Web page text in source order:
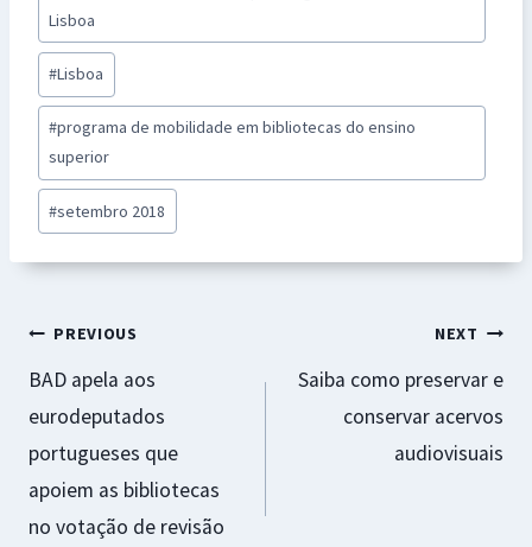
k p r
Lisboa
#Lisboa
#programa de mobilidade em bibliotecas do ensino
superior
#setembro 2018
Navegação
de
artigos
PREVIOUS
BAD apela aos
eurodeputados
portugueses que
apoiem as bibliotecas
no votação de revisão
NEXT
Saiba como preservar e
conservar acervos
audiovisuais